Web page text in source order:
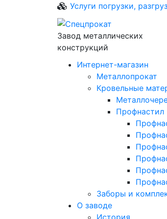
Услуги погрузки,
Завод металлических
конструкций
Интернет-магазин
Металлопрокат
Кровельные
Профнастил
Заборы и
О заводе
История